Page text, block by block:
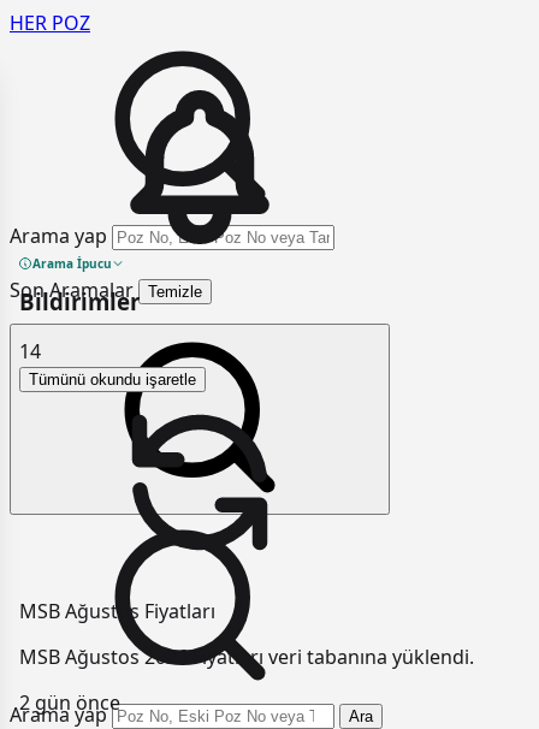
HER POZ
Arama yap
Arama İpucu
Son Aramalar Temizle
Arama yap Ara
Bildirimler
14
Tümünü okundu işaretle
MSB Ağustos Fiyatları
MSB Ağustos 2026 Fiyatları veri tabanına yüklendi.
2 gün önce